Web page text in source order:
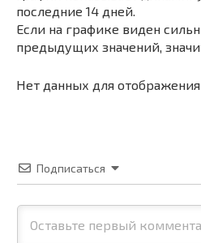
последние 14 дней.
Если на графике виден
предыдущих значений,
Нет данных для отображения
Подписаться